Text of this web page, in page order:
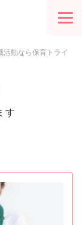
活動なら保育トライ
す